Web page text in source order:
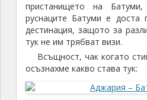
пристанището на
руснаците Батуми е доста
дестинация, защото за
тук не им трябват визи.
Всъщност, чак когато
осъзнахме какво става тук: